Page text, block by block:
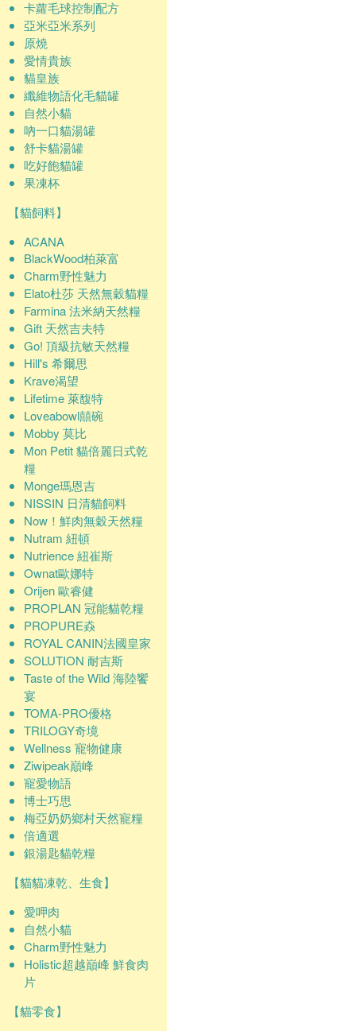
卡蘿毛球控制配方
亞米亞米系列
原燒
愛情貴族
貓皇族
纖維物語化毛貓罐
自然小貓
吶一口貓湯罐
舒卡貓湯罐
吃好飽貓罐
果凍杯
【貓飼料】
ACANA
BlackWood柏萊富
Charm野性魅力
Elato杜莎 天然無穀貓糧
Farmina 法米納天然糧
Gift 天然吉夫特
Go! 頂級抗敏天然糧
Hill's 希爾思
Krave渴望
Lifetime 萊馥特
Loveabowl囍碗
Mobby 莫比
Mon Petit 貓倍麗日式乾
糧
Monge瑪恩吉
NISSIN 日清貓飼料
Now！鮮肉無穀天然糧
Nutram 紐頓
Nutrience 紐崔斯
Ownat歐娜特
Orijen 歐睿健
PROPLAN 冠能貓乾糧
PROPURE猋
ROYAL CANIN法國皇家
SOLUTION 耐吉斯
Taste of the Wild 海陸饗
宴
TOMA-PRO優格
TRILOGY奇境
Wellness 寵物健康
Ziwipeak巔峰
寵愛物語
博士巧思
梅亞奶奶鄉村天然寵糧
倍適選
銀湯匙貓乾糧
【貓貓凍乾、生食】
愛呷肉
自然小貓
Charm野性魅力
Holistic超越巔峰 鮮食肉
片
【貓零食】